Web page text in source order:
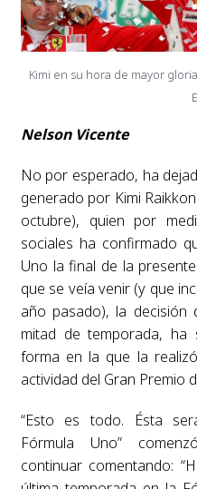
Kimi en su hora de mayor
Nelson Vicente
No por esperado, ha
generado por Kimi
octubre), quien por
sociales ha confirmado
Uno la final de la
que se veía venir (y que
año pasado), la decisión
mitad de temporada,
forma en la que la
actividad del Gran Premio
“Esto es todo. Ésta
Fórmula Uno”
continuar comentando: